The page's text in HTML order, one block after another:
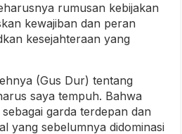
rumusan kebijakan
kewajiban dan peran
kesejahteraan yang
(Gus Dur) tentang
saya tempuh. Bahwa
garda terdepan dan
yang sebelumnya didominasi